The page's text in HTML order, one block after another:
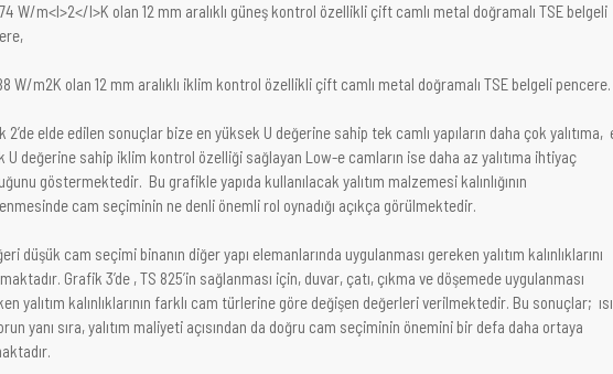
W/m<I>2</I>K olan 12 mm aralıklı güneş kontrol özellikli çift camlı metal doğramalı TSE belgeli
W/m2K olan 12 mm aralıklı iklim kontrol özellikli çift camlı metal doğramalı TSE belgeli pencere.
2’de elde edilen sonuçlar bize en yüksek U değerine sahip tek camlı yapıların daha çok yalıtıma,
U değerine sahip iklim kontrol özelliği sağlayan Low-e camların ise daha az yalıtıma ihtiyaç
göstermektedir. Bu grafikle yapıda kullanılacak yalıtım malzemesi kalınlığının
cam seçiminin ne denli önemli rol oynadığı açıkça görülmektedir.
düşük cam seçimi binanın diğer yapı elemanlarında uygulanması gereken yalıtım kalınlıklarını
Grafik 3’de , TS 825’in sağlanması için, duvar, çatı, çıkma ve döşemede uygulanması
yalıtım kalınlıklarının farklı cam türlerine göre değişen değerleri verilmektedir. Bu sonuçlar;
yanı sıra, yalıtım maliyeti açısından da doğru cam seçiminin önemini bir defa daha ortaya